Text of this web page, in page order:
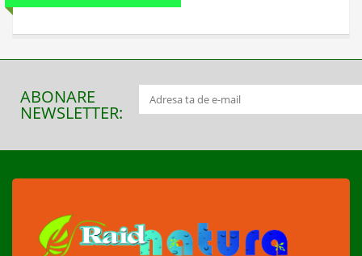
ABONARE
NEWSLETTER: